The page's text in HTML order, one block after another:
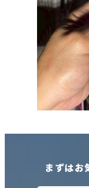
まずはお